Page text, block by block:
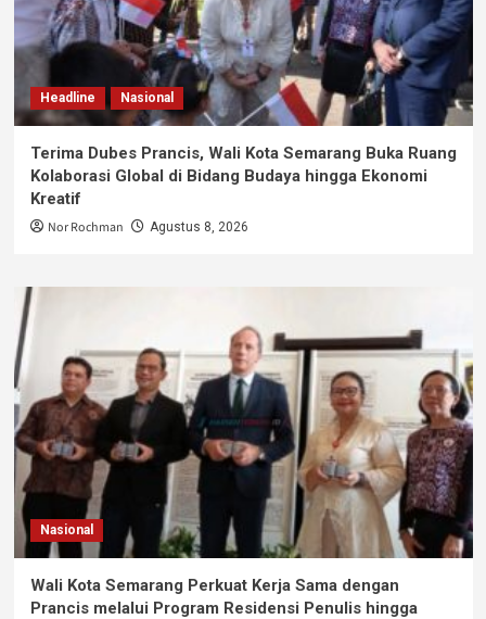
Headline Nasional
Terima Dubes Prancis, Wali Kota Semarang Buka Ruang
Kolaborasi Global di Bidang Budaya hingga Ekonomi
Kreatif
Nor Rochman Agustus 8, 2026
Nasional
Wali Kota Semarang Perkuat Kerja Sama dengan
Prancis melalui Program Residensi Penulis hingga